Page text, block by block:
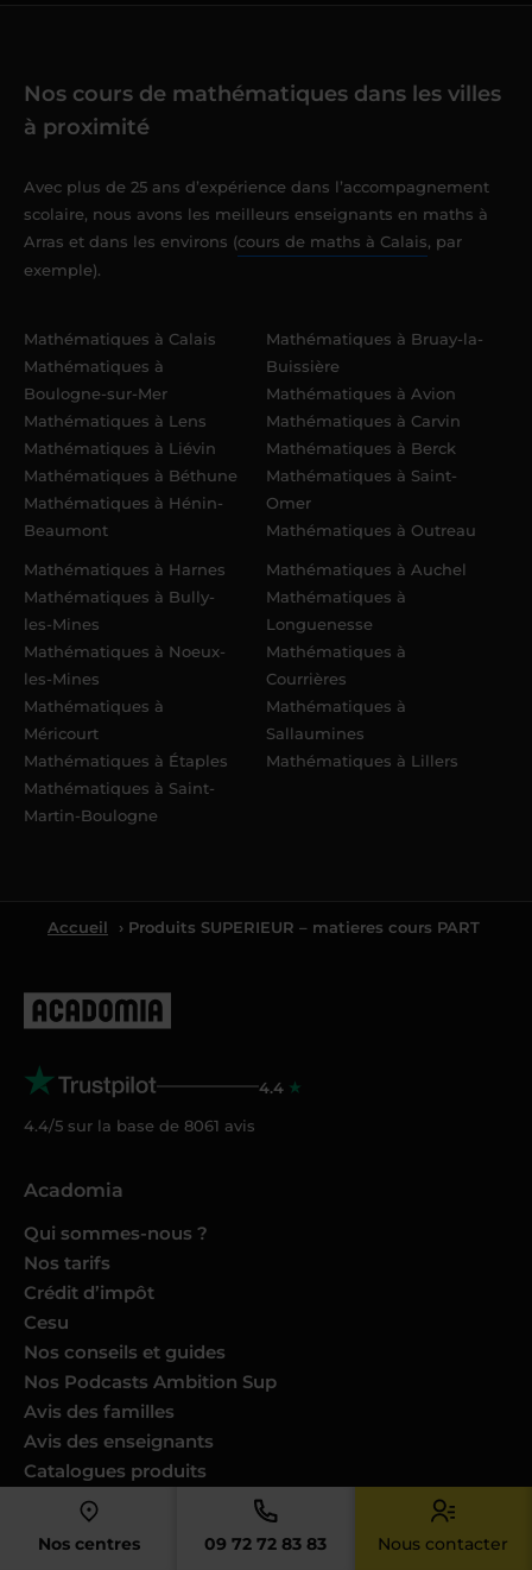
Nos centres 09 72 72 83 83 Nous contacter
Nos cours de mathématiques dans les villes
à proximité
Avec plus de 25 ans d’expérience dans l’accompagnement
scolaire, nous avons les meilleurs enseignants en maths à
Arras et dans les environs (cours de maths à Calais, par
exemple).
Mathématiques à Calais
Mathématiques à
Boulogne-sur-Mer
Mathématiques à Lens
Mathématiques à Liévin
Mathématiques à Béthune
Mathématiques à Hénin-
Beaumont
Mathématiques à Bruay-la-
Buissière
Mathématiques à Avion
Mathématiques à Carvin
Mathématiques à Berck
Mathématiques à Saint-
Omer
Mathématiques à Outreau
Mathématiques à Harnes
Mathématiques à Bully-
les-Mines
Mathématiques à Noeux-
les-Mines
Mathématiques à
Méricourt
Mathématiques à Étaples
Mathématiques à Saint-
Martin-Boulogne
Mathématiques à Auchel
Mathématiques à
Longuenesse
Mathématiques à
Courrières
Mathématiques à
Sallaumines
Mathématiques à Lillers
Accueil › Produits SUPERIEUR – matieres cours PART
4.4
4.4/5 sur la base de 8061 avis
Acadomia
Qui sommes-nous ?
Nos tarifs
Crédit d’impôt
Cesu
Nos conseils et guides
Nos Podcasts Ambition Sup
Avis des familles
Avis des enseignants
Catalogues produits
Nos engagements